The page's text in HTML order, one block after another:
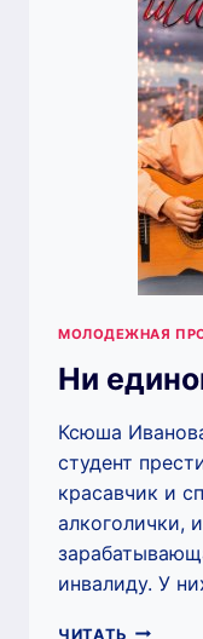
МОЛОДЕЖНАЯ
Ни
Ксюша
студент
красавчик и
алкоголички,
инвалиду. У
ЧИТАТЬ НИ